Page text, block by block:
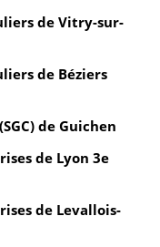
de Vitry-sur-
de Béziers
de Guichen
de Lyon 3e
de Levallois-